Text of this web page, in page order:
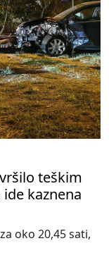
teškim
kaznena
oko 20,45 sati,